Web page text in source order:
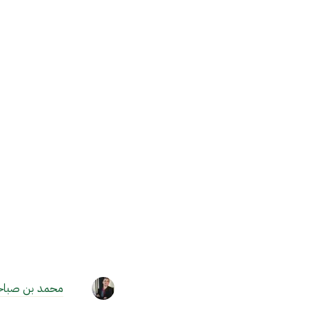
محمد بن